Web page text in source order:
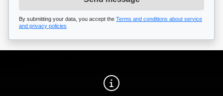
By submitting your data, you accept the Terms and conditions about service
and privacy policies